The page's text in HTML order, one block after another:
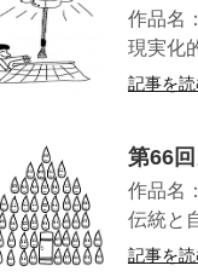
作品名
現実化
記事を
第66
作品名
伝統と
記事を